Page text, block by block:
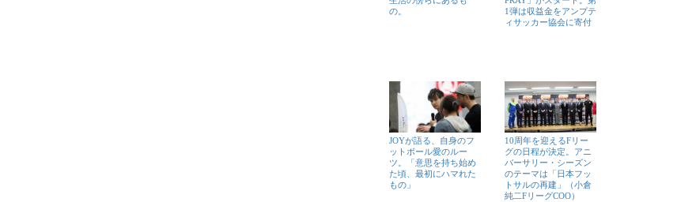
の。
1弾は収益金をアンプテ
ィサッカー協会に寄付
JOYが語る、自身のフ
ットボール愛のルー
ツ。「意思を持ち始め
た頃、最初にハマれた
もの」
10周年を迎えるFリー
グの日程が決定。アニ
バーサリー・シーズン
のテーマは「日本フッ
トサルの再建」（小倉
純二FリーグCOO）